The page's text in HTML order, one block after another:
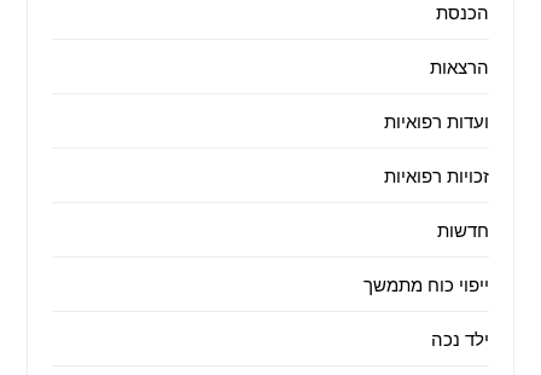
הכנסת
הרצאות
ועדות רפואיות
זכויות רפואיות
חדשות
ייפוי כוח מתמשך
ילד נכה